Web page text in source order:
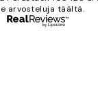
arvosteluja täältä.